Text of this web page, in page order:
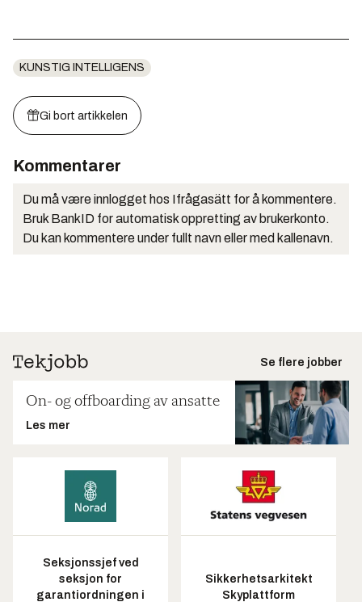
KUNSTIG INTELLIGENS
Gi bort artikkelen
Kommentarer
Du må være innlogget hos Ifrågasätt for å kommentere.
Bruk BankID for automatisk oppretting av brukerkonto.
Du kan kommentere under fullt navn eller med kallenavn.
Se flere jobber
On- og offboarding av ansatte
Les mer
Seksjonssjef ved
seksjon for
garantiordningen i
Sikkerhetsarkitekt
Skyplattform